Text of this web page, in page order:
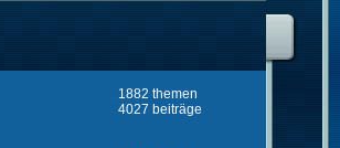
1882 themen
4027 beiträge